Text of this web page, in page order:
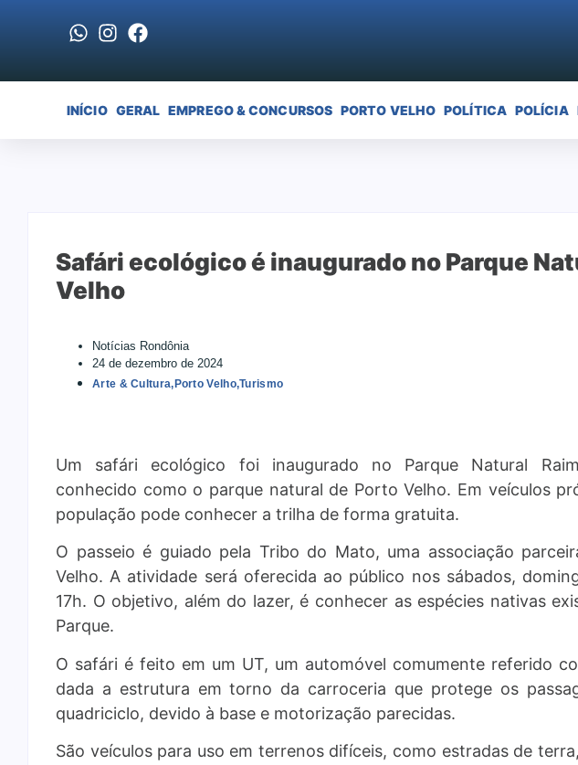
INÍCIO GERAL EMPREGO & CONCURSOS PORTO VELHO POLÍTICA POLÍCIA
Safári ecológico é inaugurado no Parque
Velho
Notícias Rondônia
24 de dezembro de 2024
Arte & Cultura, Porto Velho,Turismo
Um safári ecológico foi inaugurado no Parque Natural
conhecido como o parque natural de Porto Velho. Em veículos
população pode conhecer a trilha de forma gratuita.
O passeio é guiado pela Tribo do Mato, uma associação
Velho. A atividade será oferecida ao público nos sábados,
17h. O objetivo, além do lazer, é conhecer as espécies nativas
Parque.
O safári é feito em um UT, um automóvel comumente referido
dada a estrutura em torno da carroceria que protege os
quadriciclo, devido à base e motorização parecidas.
São veículos para uso em terrenos difíceis, como estradas de